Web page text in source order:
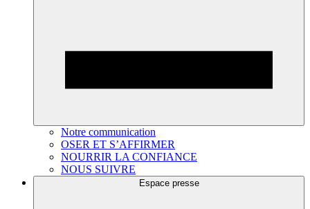
Notre communication
OSER ET S’AFFIRMER
NOURRIR LA CONFIANCE
NOUS SUIVRE
Espace presse